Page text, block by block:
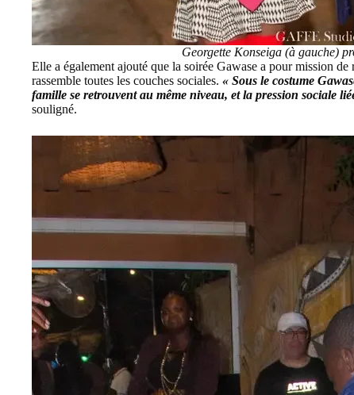
Georgette Konseiga (à gauche)
Elle a également ajouté que la soirée Gawase a pour mission
rassemble toutes les couches sociales. « Sous le costume
famille se retrouvent au même niveau, et la pression sociale
souligné.